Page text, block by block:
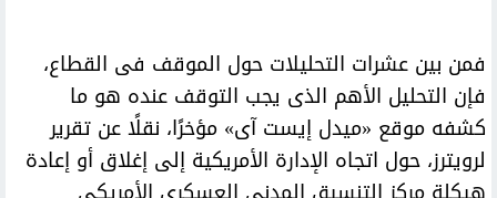
فمن بين عشرات التحليلات حول الموقف فى القطاع،
فإن التحليل الأهم الذى يجب التوقف عنده هو ما
كشفه موقع «ميدل إيست آى» مؤخرًا، نقلًا عن تقرير
لرويترز، حول اتجاه الإدارة الأمريكية إلى إغلاق أو إعادة